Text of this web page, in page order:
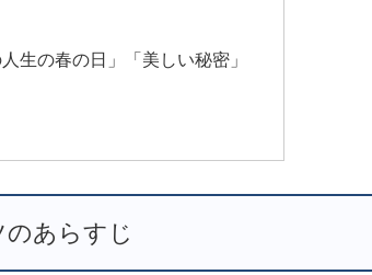
生の春の日」「美しい秘密」
あらすじ